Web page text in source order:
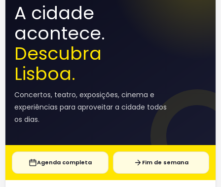
A cidade
acontece.
Descubra
Lisboa.
Concertos, teatro, exposições, cinema e
experiências para aproveitar a cidade todos
os dias.
Agenda completa Fim de semana